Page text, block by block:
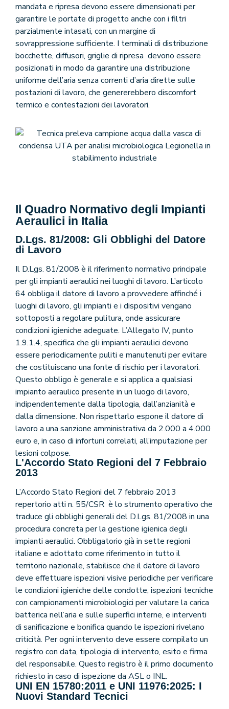
mandata e ripresa devono essere dimensionati per
garantire le portate di progetto anche con i filtri
parzialmente intasati, con un margine di
sovrappressione sufficiente. I terminali di distribuzione
bocchette, diffusori, griglie di ripresa devono essere
posizionati in modo da garantire una distribuzione
uniforme dell’aria senza correnti d’aria dirette sulle
postazioni di lavoro, che genererebbero discomfort
termico e contestazioni dei lavoratori.
Il Quadro Normativo degli Impianti
Aeraulici in Italia
D.Lgs. 81/2008: Gli Obblighi del Datore
di Lavoro
Il D.Lgs. 81/2008 è il riferimento normativo principale
per gli impianti aeraulici nei luoghi di lavoro. L’articolo
64 obbliga il datore di lavoro a provvedere affinché i
luoghi di lavoro, gli impianti e i dispositivi vengano
sottoposti a regolare pulitura, onde assicurare
condizioni igieniche adeguate. L’Allegato IV, punto
1.9.1.4, specifica che gli impianti aeraulici devono
essere periodicamente puliti e manutenuti per evitare
che costituiscano una fonte di rischio per i lavoratori.
Questo obbligo è generale e si applica a qualsiasi
impianto aeraulico presente in un luogo di lavoro,
indipendentemente dalla tipologia, dall’anzianità e
dalla dimensione. Non rispettarlo espone il datore di
lavoro a una sanzione amministrativa da 2.000 a 4.000
euro e, in caso di infortuni correlati, all’imputazione per
lesioni colpose.
L'Accordo Stato Regioni del 7 Febbraio
2013
L’Accordo Stato Regioni del 7 febbraio 2013
repertorio atti n. 55/CSR è lo strumento operativo che
traduce gli obblighi generali del D.Lgs. 81/2008 in una
procedura concreta per la gestione igienica degli
impianti aeraulici. Obbligatorio già in sette regioni
italiane e adottato come riferimento in tutto il
territorio nazionale, stabilisce che il datore di lavoro
deve effettuare ispezioni visive periodiche per verificare
le condizioni igieniche delle condotte, ispezioni tecniche
con campionamenti microbiologici per valutare la carica
batterica nell’aria e sulle superfici interne, e interventi
di sanificazione e bonifica quando le ispezioni rivelano
criticità. Per ogni intervento deve essere compilato un
registro con data, tipologia di intervento, esito e firma
del responsabile. Questo registro è il primo documento
richiesto in caso di ispezione da ASL o INL.
UNI EN 15780:2011 e UNI 11976:2025: I
Nuovi Standard Tecnici